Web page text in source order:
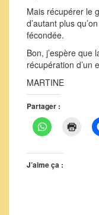
Mais récupérer le
d’autant plus
fécondée.
Bon, j’espère
récupération d’un
MARTINE
Partager :
J’aime ça :